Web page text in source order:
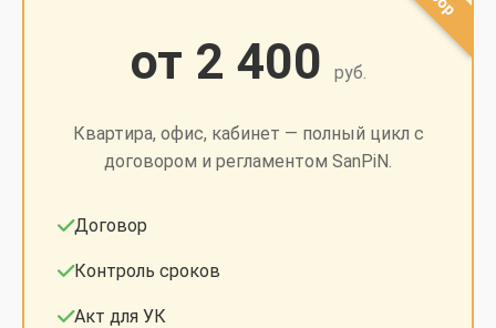
от 2 400 руб.
Квартира, офис, кабинет — полный цикл с
договором и регламентом SanPiN.
Договор
Контроль сроков
Акт для УК